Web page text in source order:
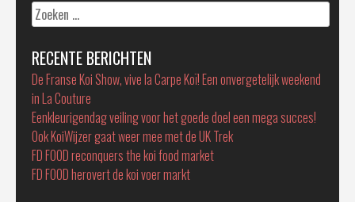
Zoeken
naar:
RECENTE BERICHTEN
De Franse Koi Show, vive la Carpe Koï! Een onvergetelijk weekend
in La Couture
Eenkleurigendag veiling voor het goede doel een mega succes!
Ook KoiWijzer gaat weer mee met de UK Trek
FD FOOD reconquers the koi food market
FD FOOD herovert de koi voer markt